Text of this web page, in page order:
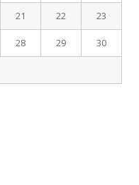
21 22 23
28 29 30